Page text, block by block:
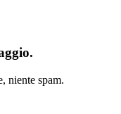
niente spam.